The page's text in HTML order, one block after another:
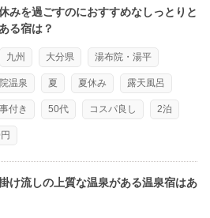
みを過ごすのにおすすめなしっとりと
る宿は？
九州 大分県 湯布院・湯平
温泉 夏 夏休み 露天風呂
付き 50代 コスパ良し 2泊
け流しの上質な温泉がある温泉宿はあ